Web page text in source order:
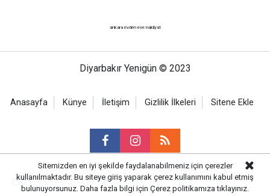
ankara evden eve nakliyat
Diyarbakır Yenigün © 2023
Anasayfa Künye İletişim Gizlilik İlkeleri Sitene Ekle
Haber Portalı Yazılımı
Sitemizden en iyi şekilde faydalanabilmeniz için çerezler
kullanılmaktadır. Bu siteye giriş yaparak çerez kullanımını kabul etmiş
bulunuyorsunuz. Daha fazla bilgi için Çerez politikamıza tıklayınız.